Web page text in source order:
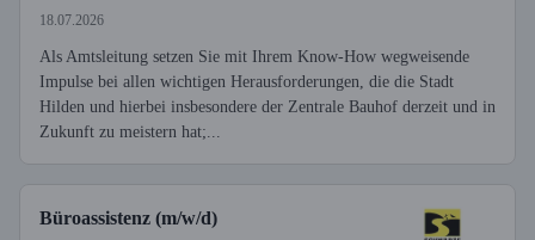
18.07.2026
Als Amtsleitung setzen Sie mit Ihrem Know-How wegweisende
Impulse bei allen wichtigen Herausforderungen, die die Stadt
Hilden und hierbei insbesondere der Zentrale Bauhof derzeit und in
Zukunft zu meistern hat;...
Büroassistenz (m/w/d)